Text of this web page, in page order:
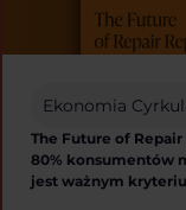
Ekonomia
The Future of Repair
80% konsumentów
jest ważnym